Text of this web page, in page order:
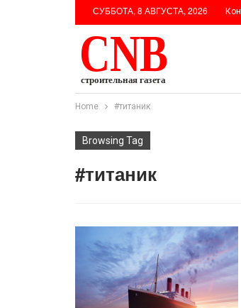
СУББОТА, 8 АВГУСТА, 2026
Home #титаник
Browsing Tag
#титаник